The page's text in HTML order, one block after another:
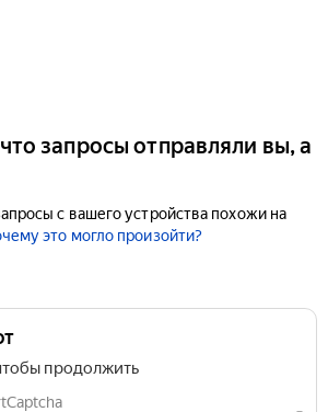
запросы отправляли вы, а
с вашего устройства похожи на
это могло произойти?